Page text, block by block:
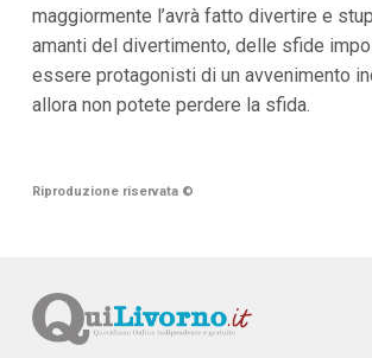
i
n
i
p
V
o
n
maggiormente l’avrà fatto divertire e
amanti del divertimento, delle sfide
essere protagonisti di un avvenimento
allora non potete perdere la sfida.
Riproduzione riservata ©